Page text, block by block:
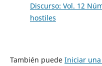
Discurso: Vol. 12
hostiles
También puede Iniciar